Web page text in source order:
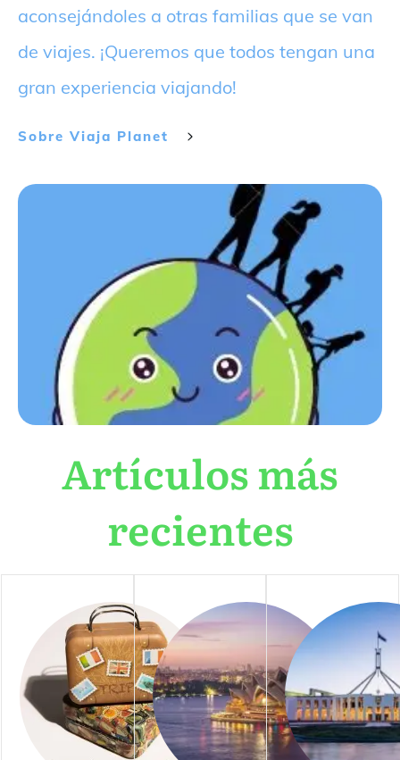
aconsejándoles a otras familias que se van
de viajes. ¡Queremos que todos tengan una
gran experiencia viajando!
Sobre Viaja Planet
Artículos más
recientes